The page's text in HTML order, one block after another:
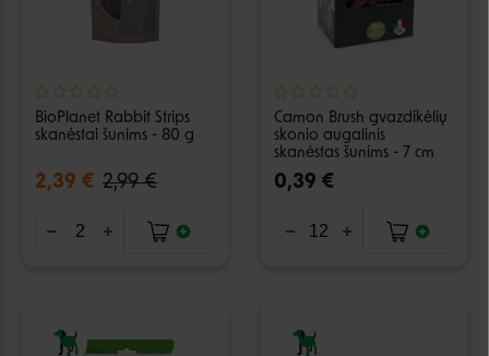
BioPlanet Rabbit Strips
skanėstai šunims - 80 g
2,39 € 2,99 €
Camon Brush gvazdikėlių
skonio augalinis
skanėstas šunims - 7 cm
0,39 €